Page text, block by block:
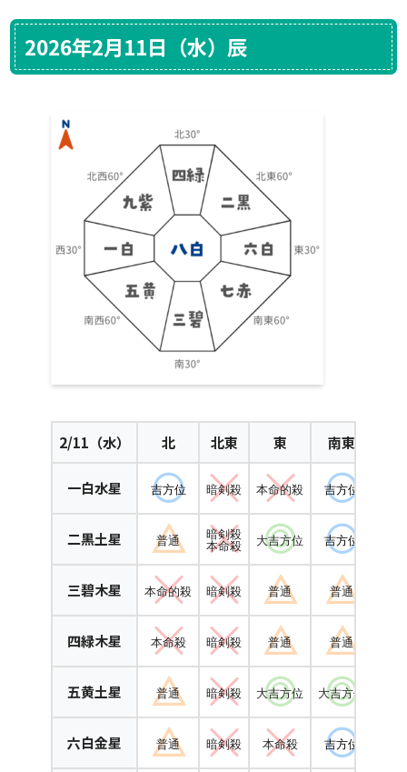
2026年2月11日（水）辰
2/11（水） 北 北東 東 南東
一白水星 吉方位 暗剣殺 本命的殺 吉方位
二黒土星 普通
暗剣殺
本命殺
大吉方位 吉方位
三碧木星 本命的殺 暗剣殺 普通 普通
四緑木星 本命殺 暗剣殺 普通 普通
五黄土星 普通 暗剣殺 大吉方位 大吉方位
六白金星 普通 暗剣殺 本命殺 吉方位